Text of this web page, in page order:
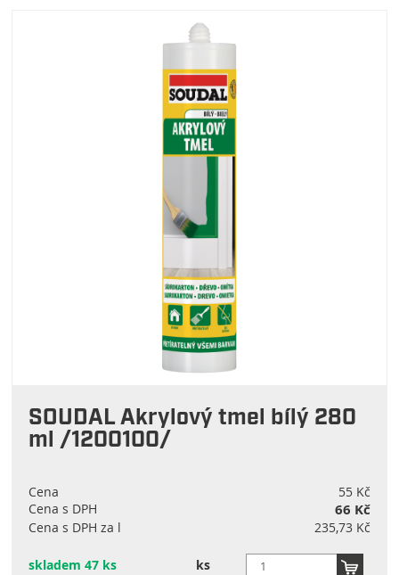
SOUDAL Akrylový tmel bílý 280
ml /1200100/
Cena
55 Kč
Cena s DPH
66 Kč
Cena s DPH za l 235,73 Kč
skladem 47 ks ks